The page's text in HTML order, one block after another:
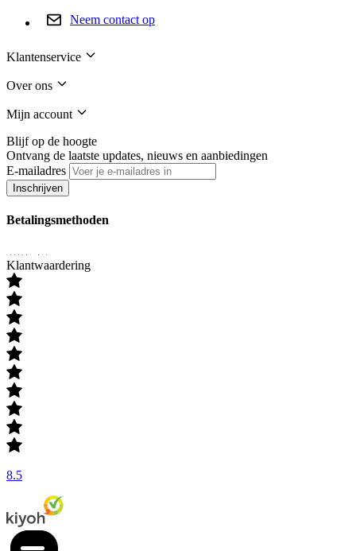
Neem contact op
Klantenservice
Over ons
Mijn account
Blijf op de hoogte
Ontvang de laatste updates, nieuws en aanbiedingen
E-mailadres
Inschrijven
Betalingsmethoden
Klantwaardering
8.5